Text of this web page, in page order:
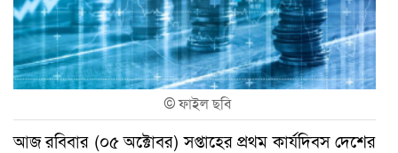
©ফাইল ছবি
আজ রবিবার (০৫ অক্টোবর) সপ্তাহের প্রথম কার্যদিবস দেশের